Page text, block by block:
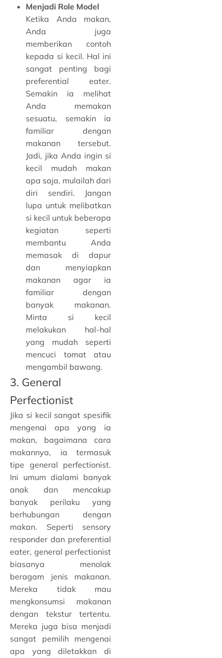
Menjadi Role Model
Ketika Anda makan,
Anda juga
memberikan contoh
kepada si kecil. Hal ini
sangat penting bagi
preferential eater.
Semakin ia melihat
Anda memakan
sesuatu, semakin ia
familiar dengan
makanan tersebut.
Jadi, jika Anda ingin si
kecil mudah makan
apa saja, mulailah dari
diri sendiri. Jangan
lupa untuk melibatkan
si kecil untuk beberapa
kegiatan seperti
membantu Anda
memasak di dapur
dan menyiapkan
makanan agar ia
familiar dengan
banyak makanan.
Minta si kecil
melakukan hal-hal
yang mudah seperti
mencuci tomat atau
mengambil bawang.
3. General
Perfectionist
Jika si kecil sangat spesifik
mengenai apa yang ia
makan, bagaimana cara
makannya, ia termasuk
tipe general perfectionist.
Ini umum dialami banyak
anak dan mencakup
banyak perilaku yang
berhubungan dengan
makan. Seperti sensory
responder dan preferential
eater, general perfectionist
biasanya menolak
beragam jenis makanan.
Mereka tidak mau
mengkonsumsi makanan
dengan tekstur tertentu.
Mereka juga bisa menjadi
sangat pemilih mengenai
apa yang diletakkan di